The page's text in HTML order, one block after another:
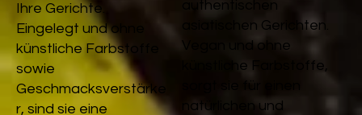
Ihre Gerichte.
Eingelegt und ohne
künstliche Farbstoffe
sowie
Geschmacksverstärke
r, sind sie eine
authentischen
asiatischen Gerichten.
Vegan und ohne
künstliche Farbstoffe,
sorgt sie für einen
natürlichen und